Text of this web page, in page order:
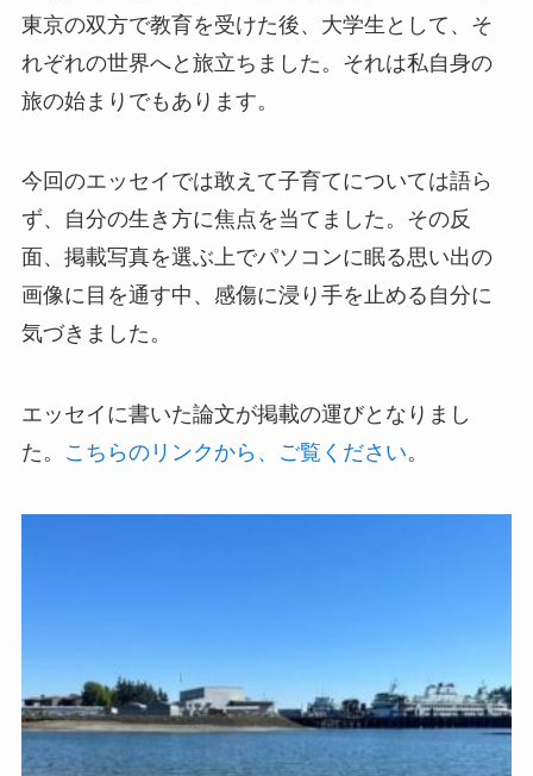
東京の双方で教育を受けた後、大学生として、そ
れぞれの世界へと旅立ちました。それは私自身の
旅の始まりでもあります。
今回のエッセイでは敢えて子育てについては語ら
ず、自分の生き方に焦点を当てました。その反
面、掲載写真を選ぶ上でパソコンに眠る思い出の
画像に目を通す中、感傷に浸り手を止める自分に
気づきました。
エッセイに書いた論文が掲載の運びとなりまし
た。
こちらのリンクから、ご覧ください。